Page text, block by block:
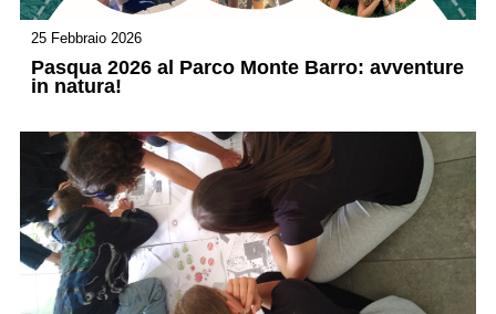
25 Febbraio 2026
Pasqua 2026 al Parco Monte Barro: avventure
in natura!